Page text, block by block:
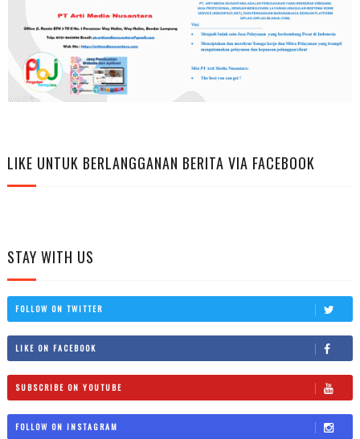
LIKE UNTUK BERLANGGANAN BERITA VIA FACEBOOK
STAY WITH US
FOLLOW ON TWITTER
LIKE ON FACEBOOK
SUBSCRIBE ON YOUTUBE
FOLLOW ON INSTAGRAM